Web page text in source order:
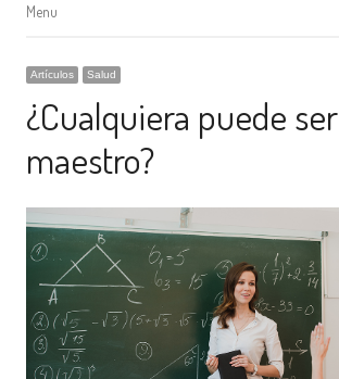
Menu
Menu
Artículos Salud
¿Cualquiera puede ser
maestro?